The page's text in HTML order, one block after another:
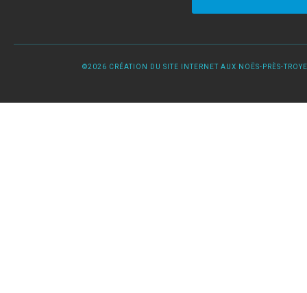
©2026 CRÉATION DU SITE INTERNET AUX NOËS-PRÈS-